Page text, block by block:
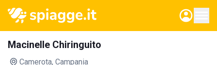
Macinelle Chiringuito
Camerota, Campania